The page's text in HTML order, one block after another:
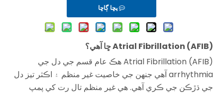
پڇا ڳاڇا
Atrial Fibrillation (AFIB) ڇا آهي؟
Atrial Fibrillation (AFIB) هڪ عام قسم جي دل جي
arrhythmia آهي جنهن جي خاصيت غير منظم ۽ اڪثر تيز دل
جي ڌڙڪن جي ڪري آهي. هي غير منظم تال رت کي پمپ